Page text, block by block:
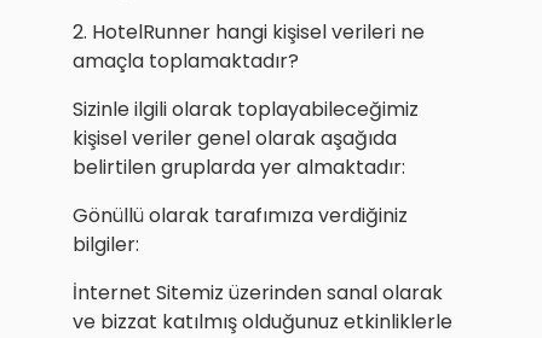
2. HotelRunner hangi kişisel verileri ne
amaçla toplamaktadır?
Sizinle ilgili olarak toplayabileceğimiz
kişisel veriler genel olarak aşağıda
belirtilen gruplarda yer almaktadır:
Gönüllü olarak tarafımıza verdiğiniz
bilgiler:
İnternet Sitemiz üzerinden sanal olarak
ve bizzat katılmış olduğunuz etkinliklerle